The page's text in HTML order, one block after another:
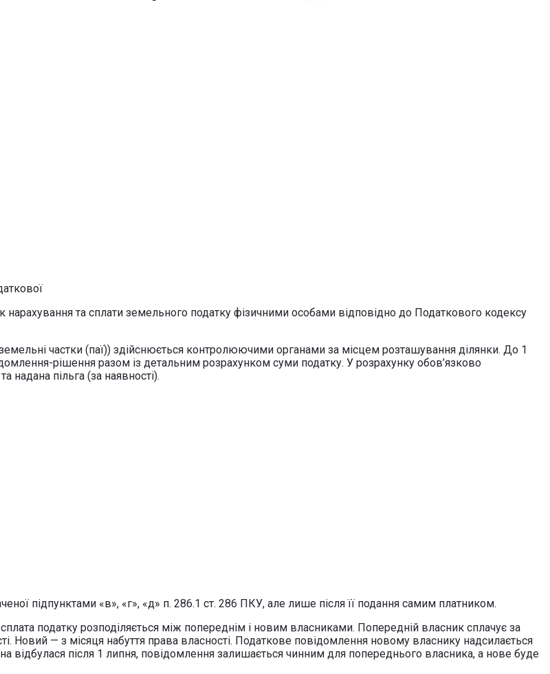
нарахування та сплати земельного податку фізичними особами відповідно до Податкового кодексу
частки (паї)) здійснюється контролюючими органами за місцем розташування ділянки. До 1
рішення разом із детальним розрахунком суми податку. У розрахунку обов’язково
надана пільга (за наявності).
підпунктами «в», «г», «д» п. 286.1 ст. 286 ПКУ, але лише після її подання самим платником.
податку розподіляється між попереднім і новим власниками. Попередній власник сплачує за
Новий — з місяця набуття права власності. Податкове повідомлення новому власнику надсилається
відбулася після 1 липня, повідомлення залишається чинним для попереднього власника, а нове буде